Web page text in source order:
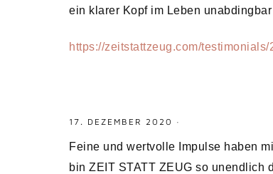
ein klarer Kopf im Leben
https://zeitstattzeug.com/testimonials/
17. DEZEMBER 2020 ·
Feine und wertvolle Impulse haben
bin ZEIT STATT ZEUG so unendlich